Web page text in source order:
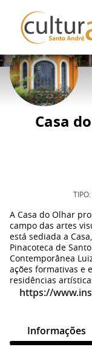
ESPAÇOS
Casa
TIPO
A Casa do Olhar
campo das artes
está sediada a
Pinacoteca de
Contemporânea
ações formativas e
residências
https://
Informações